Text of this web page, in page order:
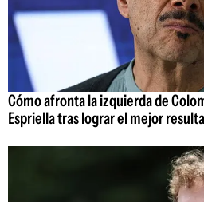
Cómo afronta la izquierda de
Espriella tras lograr el mejor